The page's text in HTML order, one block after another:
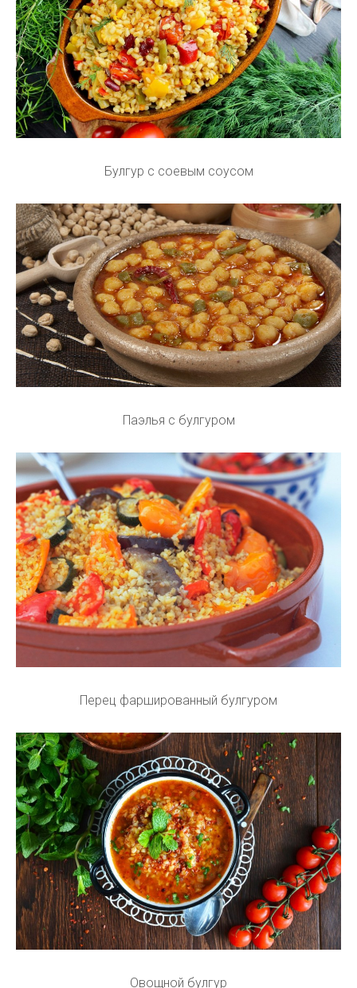
Булгур с соевым соусом
Паэлья с булгуром
Перец фаршированный булгуром
Овощной булгур